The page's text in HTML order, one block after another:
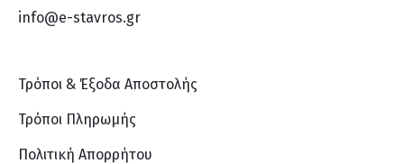
info@e-stavros.gr
Τρόποι & Έξοδα Αποστολής
Τρόποι Πληρωμής
Πολιτική Απορρήτου